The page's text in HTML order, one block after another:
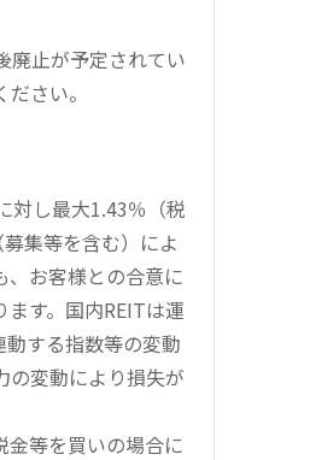
廃止が予定されてい
さい。
対し最大1.43％（税
集等を含む）によ
、お客様との合意に
す。国内REITは運
する指数等の変動
の変動により損失が
等を買いの場合に